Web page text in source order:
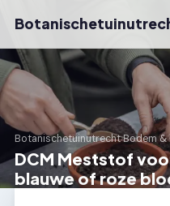
Botanischetuinutrecht›Bodem
DCM Meststof
blauwe of roze